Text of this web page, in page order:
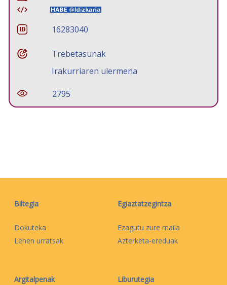
16283040
Trebetasunak
Irakurriaren ulermena
2795
Biltegia
Dokuteka
Lehen urratsak
Egiaztatzegintza
Ezagutu zure maila
Azterketa-ereduak
Argitalpenak Liburutegia